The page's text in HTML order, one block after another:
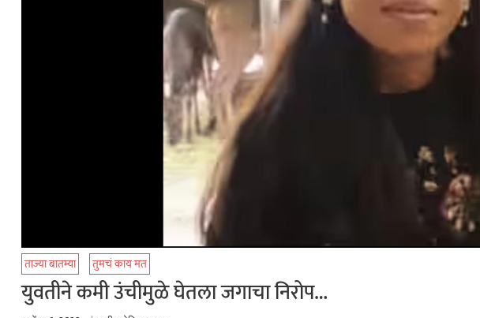
ताज्या बातम्या तुमचं काय मत
युवतीने कमी उंचीमुळे घेतला जगाचा निरोप…